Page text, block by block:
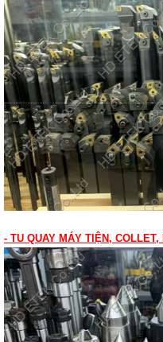
- TU QUAY MÁY TIỆN, COLLET,